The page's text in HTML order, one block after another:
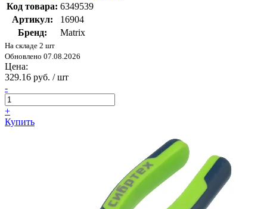
Код товара: 6349539
Артикул:
16904
Бренд:
Matrix
На складе 2 шт
Обновлено 07.08.2026
Цена:
329.16 руб. / шт
-
+
Купить